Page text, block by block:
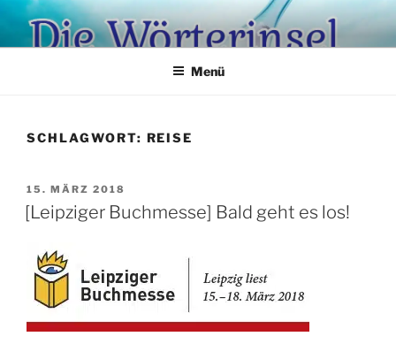
Zum
Inhalt
springen
Menü
SCHLAGWORT: REISE
VERÖFFENTLICHT
AM
15. MÄRZ 2018
[Leipziger Buchmesse] Bald geht es los!